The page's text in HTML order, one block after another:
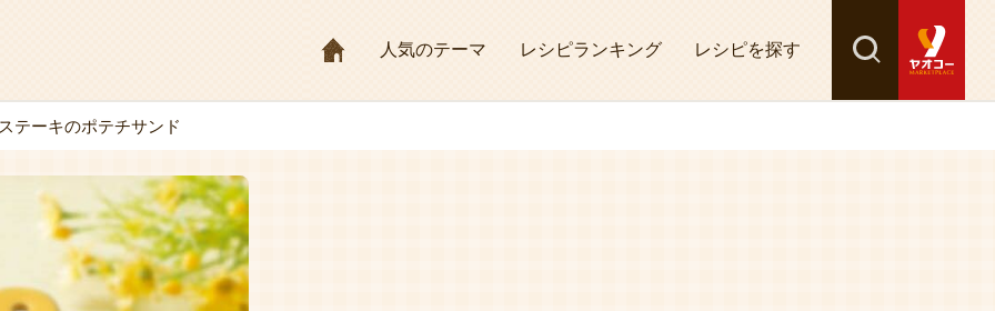
HOME人気のテーマ レシピランキング レシピを探す 検索
探す
テーキのポテチサンド